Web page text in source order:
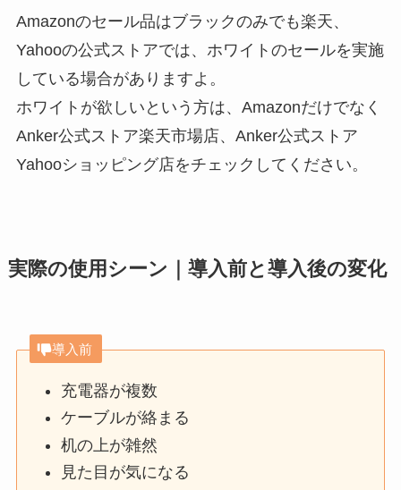
Amazonのセール品はブラックのみでも楽天、
Yahooの公式ストアでは、ホワイトのセールを実施
している場合がありますよ。
ホワイトが欲しいという方は、Amazonだけでなく
Anker公式ストア楽天市場店、Anker公式ストア
Yahooショッピング店をチェックしてください。
実際の使用シーン｜導入前と導入後の変化
導入前
充電器が複数
ケーブルが絡まる
机の上が雑然
見た目が気になる